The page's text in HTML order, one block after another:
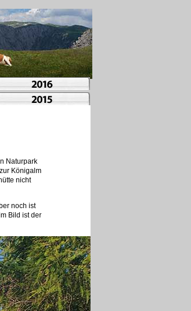
Naturpark
Königalm
nicht
noch ist
Bild ist der